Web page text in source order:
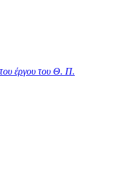
του έργου του Θ. Π.